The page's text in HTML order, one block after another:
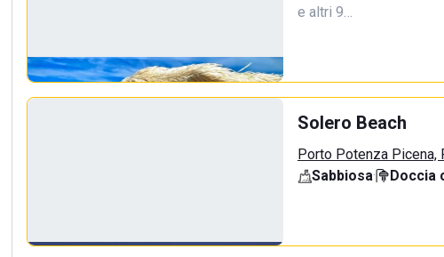
e altri 9…
Solero Beach
Porto Potenza Picena,
Sabbiosa· Doccia